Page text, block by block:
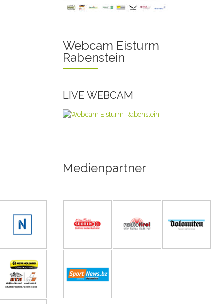
Webcam Eisturm
Rabenstein
LIVE WEBCAM
Medienpartner